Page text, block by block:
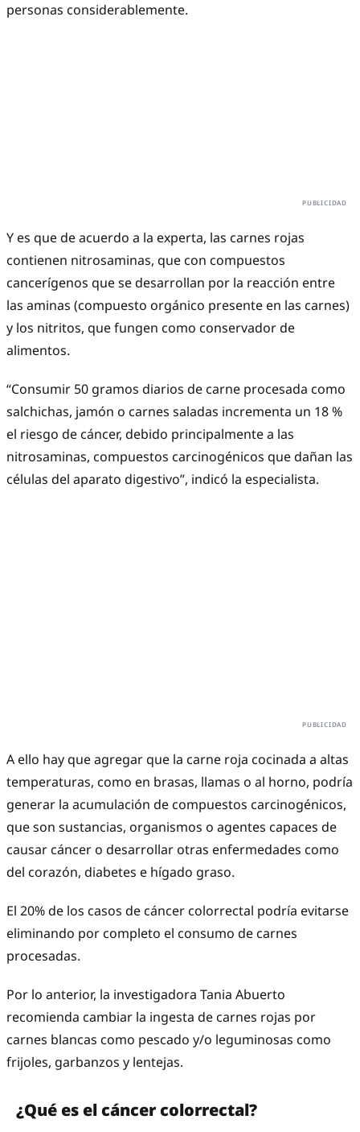
personas considerablemente.
Y es que de acuerdo a la experta, las carnes rojas
contienen nitrosaminas, que con compuestos
cancerígenos que se desarrollan por la reacción entre
las aminas (compuesto orgánico presente en las carnes)
y los nitritos, que fungen como conservador de
alimentos.
“Consumir 50 gramos diarios de carne procesada como
salchichas, jamón o carnes saladas incrementa un 18 %
el riesgo de cáncer, debido principalmente a las
nitrosaminas, compuestos carcinogénicos que dañan las
células del aparato digestivo”, indicó la especialista.
A ello hay que agregar que la carne roja cocinada a altas
temperaturas, como en brasas, llamas o al horno, podría
generar la acumulación de compuestos carcinogénicos,
que son sustancias, organismos o agentes capaces de
causar cáncer o desarrollar otras enfermedades como
del corazón, diabetes e hígado graso.
El 20% de los casos de cáncer colorrectal podría evitarse
eliminando por completo el consumo de carnes
procesadas.
Por lo anterior, la investigadora Tania Abuerto
recomienda cambiar la ingesta de carnes rojas por
carnes blancas como pescado y/o leguminosas como
frijoles, garbanzos y lentejas.
¿Qué es el cáncer colorrectal?